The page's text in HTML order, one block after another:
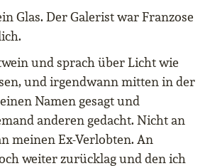
Glas. Der Galerist war Franzose
und sprach über Licht wie
und irgendwann mitten in der
Namen gesagt und
anderen gedacht. Nicht an
meinen Ex-Verlobten. An
weiter zurücklag und den ich